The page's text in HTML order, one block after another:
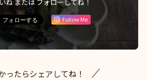
Follow Me
ったらシェアしてね！